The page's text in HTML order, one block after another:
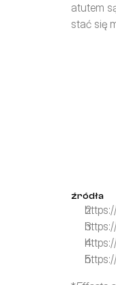
atutem
stać się
źródła